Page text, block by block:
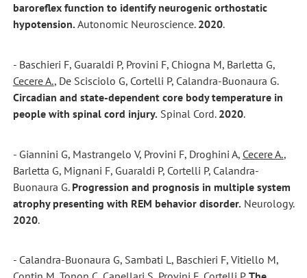
baroreflex function to identify neurogenic orthostatic
hypotension. Autonomic Neuroscience. 2020.
- Baschieri F, Guaraldi P, Provini F, Chiogna M, Barletta G,
Cecere A., De Scisciolo G, Cortelli P, Calandra-Buonaura G.
Circadian and state-dependent core body temperature in
people with spinal cord injury. Spinal Cord. 2020.
- Giannini G, Mastrangelo V, Provini F, Droghini A, Cecere A.,
Barletta G, Mignani F, Guaraldi P, Cortelli P, Calandra-
Buonaura G. Progression and prognosis in multiple system
atrophy presenting with REM behavior disorder. Neurology.
2020.
- Calandra-Buonaura G, Sambati L, Baschieri F, Vitiello M,